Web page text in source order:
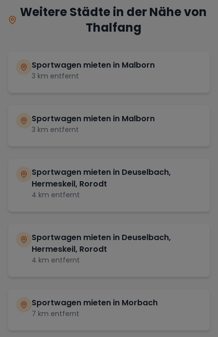
Weitere Städte in der Nähe von
Thalfang
Sportwagen mieten in Malborn
3 km entfernt
Sportwagen mieten in Malborn
3 km entfernt
Sportwagen mieten in Deuselbach,
Hermeskeil, Rorodt
4 km entfernt
Sportwagen mieten in Deuselbach,
Hermeskeil, Rorodt
4 km entfernt
Sportwagen mieten in Morbach
7 km entfernt